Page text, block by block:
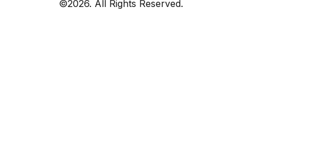
©2026. All Rights Reserved.